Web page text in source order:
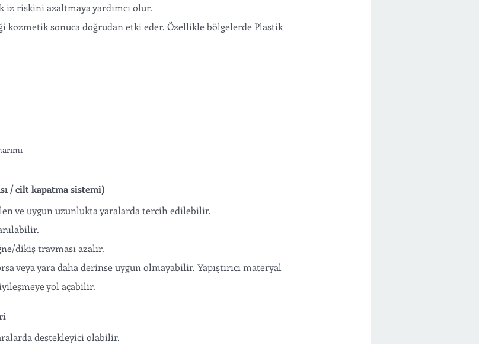
iz riskini azaltmaya yardımcı olur.
kozmetik sonuca doğrudan etki eder. Özellikle bölgelerde Plastik
/ cilt kapatma sistemi)
ve uygun uzunlukta yaralarda tercih edilebilir.
dikiş travması azalır.
veya yara daha derinse uygun olmayabilir. Yapıştırıcı materyal
yol açabilir.
destekleyici olabilir.